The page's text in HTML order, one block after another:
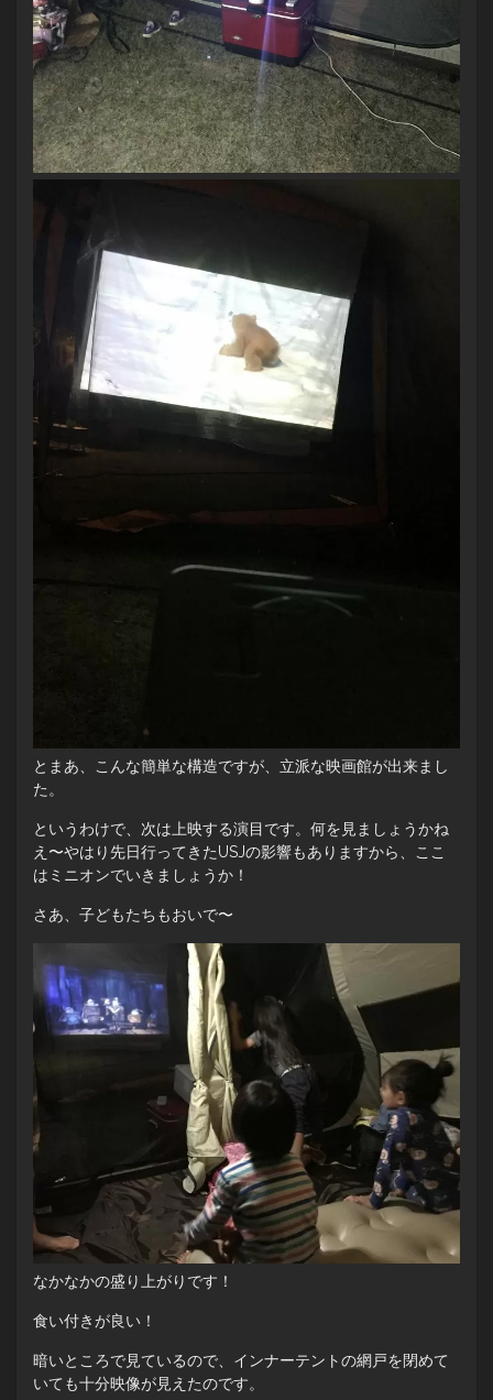
とまあ、こんな簡単な構造ですが、立派な映画館が出来まし
た。
というわけで、次は上映する演目です。何を見ましょうかね
え〜やはり先日行ってきたUSJの影響もありますから、ここ
はミニオンでいきましょうか！
さあ、子どもたちもおいで〜
なかなかの盛り上がりです！
食い付きが良い！
暗いところで見ているので、インナーテントの網戸を閉めて
いても十分映像が見えたのです。